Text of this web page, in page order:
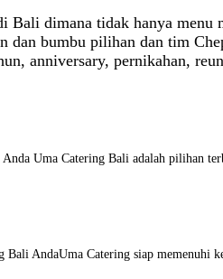
Bali dimana tidak hanya
dan bumbu pilihan dan tim
anniversary, pernikahan,
Uma Catering Bali adalah pilihan
AndaUma Catering siap memenuhi